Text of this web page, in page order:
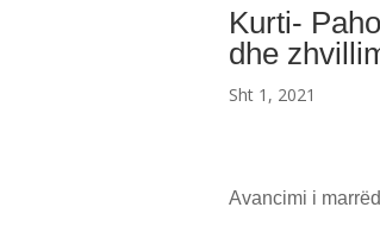
Kurti-
dhe
Sht 1, 2021
Avancimi i